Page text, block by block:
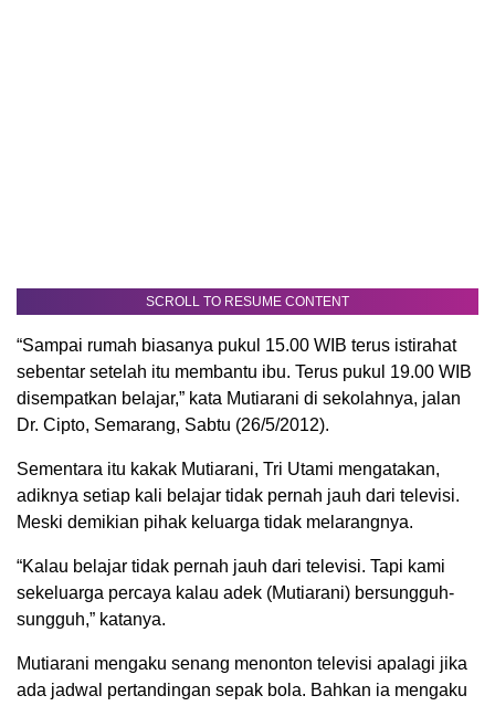
SCROLL TO RESUME CONTENT
“Sampai rumah biasanya pukul 15.00 WIB terus istirahat
sebentar setelah itu membantu ibu. Terus pukul 19.00 WIB
disempatkan belajar,” kata Mutiarani di sekolahnya, jalan
Dr. Cipto, Semarang, Sabtu (26/5/2012).
Sementara itu kakak Mutiarani, Tri Utami mengatakan,
adiknya setiap kali belajar tidak pernah jauh dari televisi.
Meski demikian pihak keluarga tidak melarangnya.
“Kalau belajar tidak pernah jauh dari televisi. Tapi kami
sekeluarga percaya kalau adek (Mutiarani) bersungguh-
sungguh,” katanya.
Mutiarani mengaku senang menonton televisi apalagi jika
ada jadwal pertandingan sepak bola. Bahkan ia mengaku